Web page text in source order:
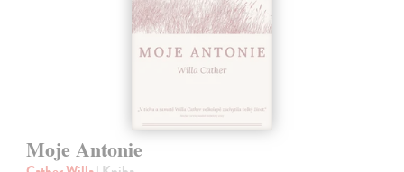
Moje Antonie